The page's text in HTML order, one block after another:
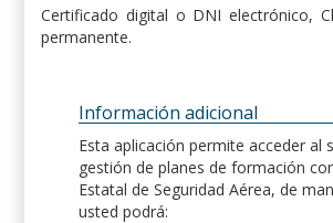
Certificado digital o DNI electrónico,
permanente.
Información adicional
Esta aplicación permite acceder al
gestión de planes de formación
Estatal de Seguridad Aérea, de
usted podrá: